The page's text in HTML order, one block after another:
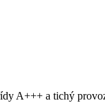
A+++ a tichý